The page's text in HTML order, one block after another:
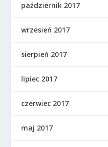
październik 2017
wrzesień 2017
sierpień 2017
lipiec 2017
czerwiec 2017
maj 2017